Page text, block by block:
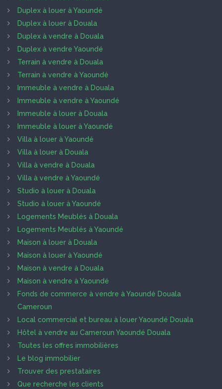
Duplex à louer à Yaoundé
Duplex à louer à Douala
Duplex à vendre à Douala
Duplex à vendre Yaoundé
Terrain à vendre à Douala
Terrain à vendre à Yaoundé
Immeuble à vendre à Douala
Immeuble à vendre à Yaoundé
Immeuble à louer à Douala
Immeuble à louer à Yaoundé
Villa à louer à Yaoundé
Villa à louer à Douala
Villa à vendre à Douala
Villa à vendre à Yaoundé
Studio à louer à Douala
Studio à louer à Yaoundé
Logements Meublés à Douala
Logements Meublés à Yaoundé
Maison à louer à Douala
Maison à louer à Yaoundé
Maison à vendre à Douala
Maison à vendre à Yaoundé
Fonds de commerce à vendre à Yaoundé Douala
Cameroun
Local commercial et bureau à louer Yaoundé Douala
Hôtel à vendre au Cameroun Yaoundé Douala
Toutes les offres immobilières
Le blog immobilier
Trouver des prestataires
Que recherche les clients